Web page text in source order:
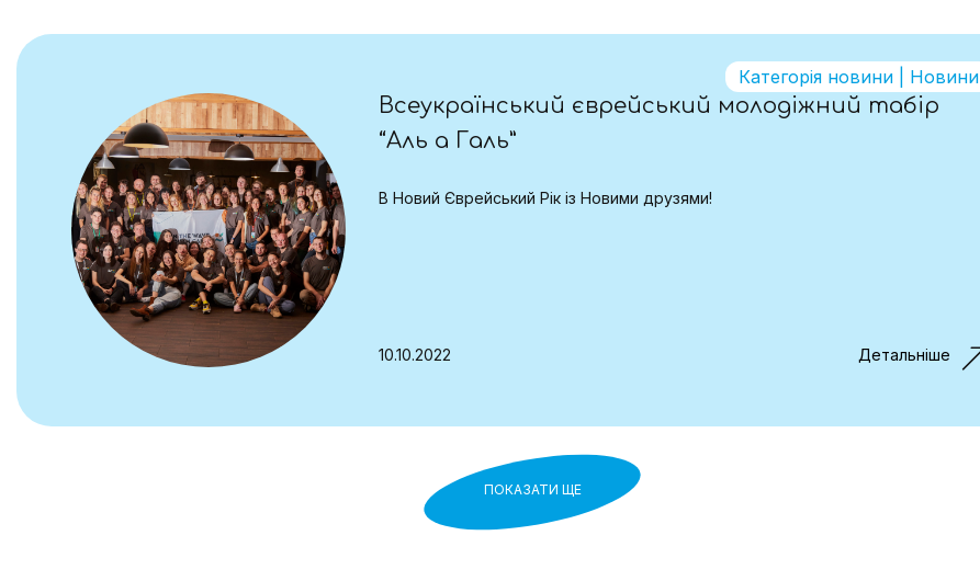
Категорія новини Новини
Всеукраїнський єврейський молодіжний табір
“Аль а Галь”
В Новий Єврейський Рік із Новими друзями!
10.10.2022 Детальніше
ПОКАЗАТИ ЩЕ